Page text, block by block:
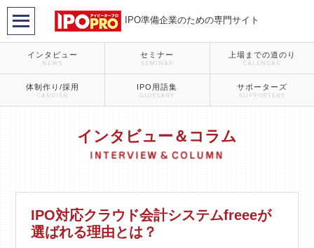
IPO準備企業のための専門サイト
インタビュー
NEWS
セミナー
SEMINAR
上場までの道のり
CALENDAR
体制作り/採用
CARRIER
IPO用語集
GLOSSARY
サポーターズ
SUPPORTERS
インタビュー＆コラム
IPO対応クラウド会計システムfreeeが
選ばれる理由とは？